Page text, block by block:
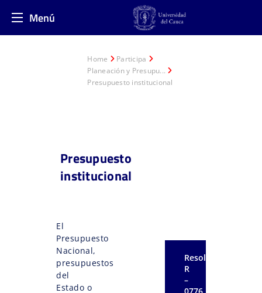
Menú
Home
Participa
Planeación y Presupu...
Presupuesto institucional
Presupuesto
institucional
El
Presupuesto
Nacional,
presupuestos
del
Estado o
Resolución
R
–